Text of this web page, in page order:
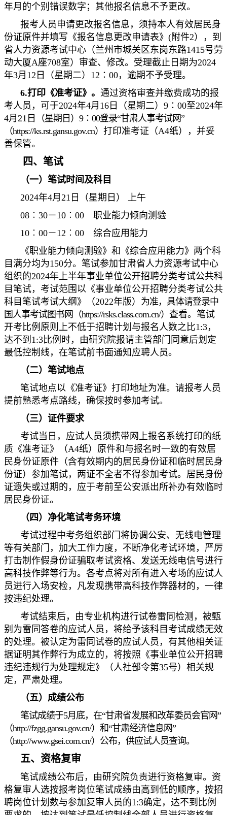
年月的个别错误数字；其他报名信息不予更改。
报考人员申请更改报名信息，须持本人有效居民身
份证原件并填写《报名信息更改申请表》(附件2），到
省人力资源考试中心（兰州市城关区东岗东路1415号劳
动大厦A座708室）审查、修改。受理截止日期为2024
年3月12日（星期二）12∶00，逾期不予受理。
6.打印《准考证》。 通过资格审查并缴费成功的报
考人员，可于2024年4月16日（星期二）9∶00至2024年
4月21日
（星期日）9∶00登录“甘肃人事考试网”
（https://ks.rst.gansu.gov.cn） 打印准考证（A4纸），并妥
善保管。
四、笔试
（一）笔试时间及科目
2024年4月21日（星期日） 上午
08︰30－10︰00 职业能力倾向测验
10︰00－12︰00 综合应用能力
《职业能力倾向测验》和《综合应用能力》两个科
目满分均为150分。笔试参加甘肃省人力资源考试中心
组织的2024年上半年事业单位公开招聘分类考试公共科
目笔试，考试范围以《事业单位公开招聘分类考试公共
科目笔试考试大纲》（2022年版） 为准，具体请登录中
国人事考试图书网（https://rsks.class.com.cn/） 查看。笔试
开考比例原则上不低于招聘计划与报名人数之比1:3，
达不到1:3比例时，由研究院报请主管部门同意后划定
最低控制线，在笔试前书面通知应聘人员。
（二）笔试地点
笔试地点以《准考证》打印地址为准。请报考人员
提前熟悉考点路线，确保按时参加考试。
（三）证件要求
考试当日，应试人员须携带网上报名系统打印的纸
质《准考证》（A4纸）原件和与报名时一致的有效居
民身份证原件（含有效期内的居民身份证和临时居民身
份证）参加笔试，两证不全者不得参加考试。居民身份
证遗失或过期的，应于考前至公安派出所补办有效临时
居民身份证。
（四）净化笔试考务环境
考试过程中考务组织部门将协调公安、无线电管理
等有关部门，加大工作力度，不断净化考试环境，严厉
打击制作假身份证骗取考试资格、发送无线电信号进行
高科技作弊等行为。各考点将对所有进入考场的应试人
员进行入场安检，凡发现携带高科技作弊器材的，一律
按违纪处理。
考试结束后，由专业机构进行试卷雷同检测，被甄
别为雷同答卷的应试人员，将给予该科目考试成绩无效
的处理。被认定为雷同试卷的应试人员，有其他相关证
据证明其作弊行为成立的，将按照《事业单位公开招聘
违纪违规行为处理规定》（人社部令第35号）相关规
定，严肃处理。
（五）成绩公布
笔试成绩于5月底，在“甘肃省发展和改革委员会官网”
（http://fzgg.gansu.gov.cn/）和“甘肃经济信息网”
（http://www.gsei.com.cn/）公布，供应试人员查询。
五、资格复审
笔试成绩公布后，由研究院负责进行资格复审。资
格复审人选按报考岗位笔试成绩由高到低的顺序，按招
聘岗位计划数与参加复审人员的1:3确定，达不到比例